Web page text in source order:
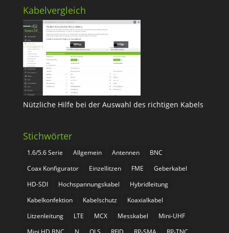
Kabelvergleich
Nützliche Hilfe bei der Auswahl des richtigen Kabels
Stichwörter
1.6/5.6 Serie Allgemein Antennen
BNC
Coax Konfigurator
Einzellitzen FME
Geberkabel
HD-SDI
Hochspannungskabel
Hybridleitung
Kabelkonfektion
Kabelschutz
Koaxialkabel
Litzenleitung
LTE MCX Messkabel
Mini-UHF